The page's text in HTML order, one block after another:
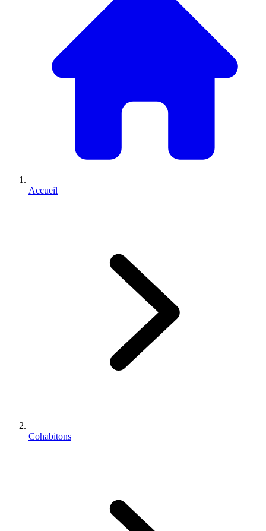
Accueil
Cohabitons